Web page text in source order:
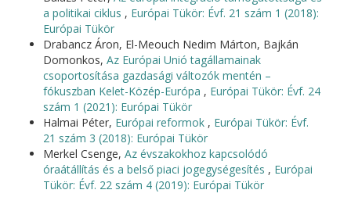
a politikai ciklus , Európai Tükör: Évf. 21 szám 1 (2018):
Európai Tükör
Drabancz Áron, El-Meouch Nedim Márton, Bajkán
Domonkos, Az Európai Unió tagállamainak
csoportosítása gazdasági változók mentén –
fókuszban Kelet-Közép-Európa , Európai Tükör: Évf. 24
szám 1 (2021): Európai Tükör
Halmai Péter, Európai reformok , Európai Tükör: Évf.
21 szám 3 (2018): Európai Tükör
Merkel Csenge, Az évszakokhoz kapcsolódó
óraátállítás és a belső piaci jogegységesítés , Európai
Tükör: Évf. 22 szám 4 (2019): Európai Tükör